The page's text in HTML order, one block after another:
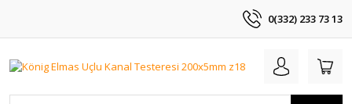
0(332) 233 73 13